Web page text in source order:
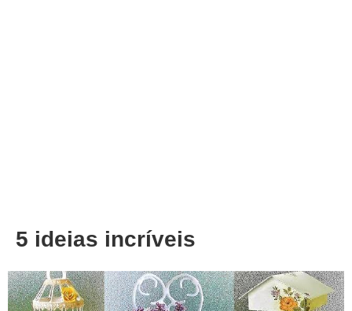
5 ideias incríveis